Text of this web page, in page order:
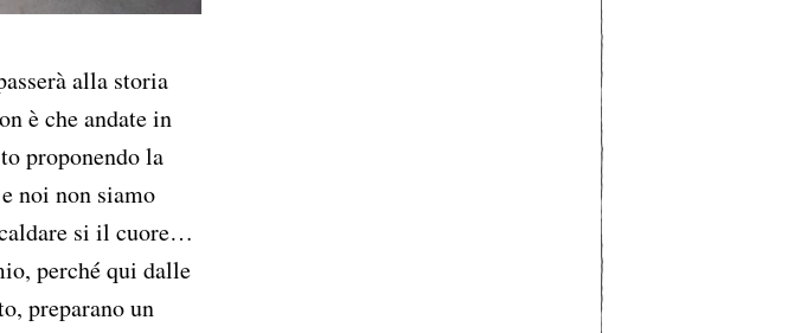
alla storia
è che andate in
proponendo la
noi non siamo
si il cuore…
perché qui dalle
preparano un